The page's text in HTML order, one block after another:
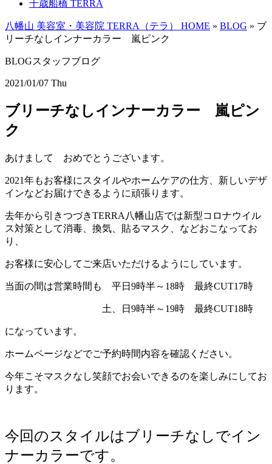
千歳船橋 TERRA
八幡山 美容室・美容院 TERRA（テラ） HOME » BLOG » ブ
リーチなしインナーカラー 嵐ピンク
BLOGスタッフブログ
2021/01/07 Thu
ブリーチなしインナーカラー 嵐ピン
ク
あけまして おめでとうございます。
2021年もお客様にスタイルやホームケアの仕方、新しいデザ
インなどお届けできるように頑張ります。
去年から引きつづきTERRA八幡山店では新型コロナウイル
ス対策として消毒、換気、貼るマスク、などおこなってお
り、
お客様に安心してご来店いただけるようにしています。
当面の間は営業時間も 平日9時半～18時 最終CUT17時
土、日9時半～19時 最終CUT18時
になっています。
ホームページなどでご予約時間内容を確認ください。
今年こそマスクなし笑顔でお会いできるのを楽しみにしてお
ります。
今回のスタイルはブリーチなしでイン
ナーカラーです。